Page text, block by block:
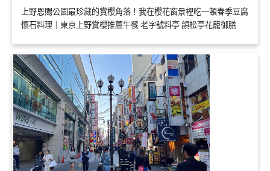
上野恩賜公園最珍藏的賞櫻角落！我在櫻花窗景裡吃一頓春季豆腐
懷石料理｜東京上野賞櫻推薦午餐 老字號料亭 韻松亭花籠御膳